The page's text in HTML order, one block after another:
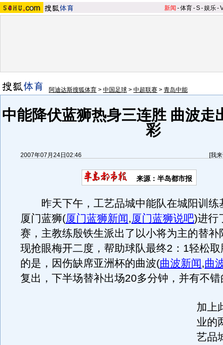
新闻 -体育-S-娱乐-
阿迪达斯搜狐体育 > 中国足球 > 中超联赛 > 青岛中能
中能降伏蓝狮热身三连胜 曲波走
彩
2007年07月24日02:46 [我
来源：半岛都市报
昨天下午，工艺品城中能队在城阳训练
厦门蓝狮(厦门蓝狮新闻,厦门蓝狮说吧)进行
赛，主教练殷铁生派出了以小将为主的替补
现抢眼梅开二度，帮助球队最终2：1轻松
的是，因伤缺席亚洲杯的曲波(曲波新闻,曲
复出，下半场替补出场20多分钟，并有不
加上
业的
艺品